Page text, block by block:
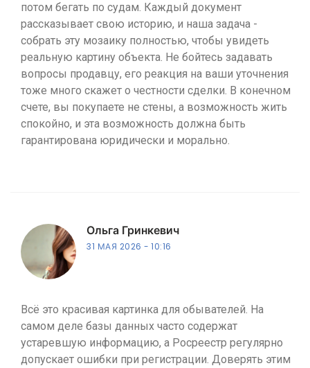
потом бегать по судам. Каждый документ
рассказывает свою историю, и наша задача -
собрать эту мозаику полностью, чтобы увидеть
реальную картину объекта. Не бойтесь задавать
вопросы продавцу, его реакция на ваши уточнения
тоже много скажет о честности сделки. В конечном
счете, вы покупаете не стены, а возможность жить
спокойно, и эта возможность должна быть
гарантирована юридически и морально.
Ольга Гринкевич
31 МАЯ 2026 10:16
Всё это красивая картинка для обывателей. На
самом деле базы данных часто содержат
устаревшую информацию, а Росреестр регулярно
допускает ошибки при регистрации. Доверять этим